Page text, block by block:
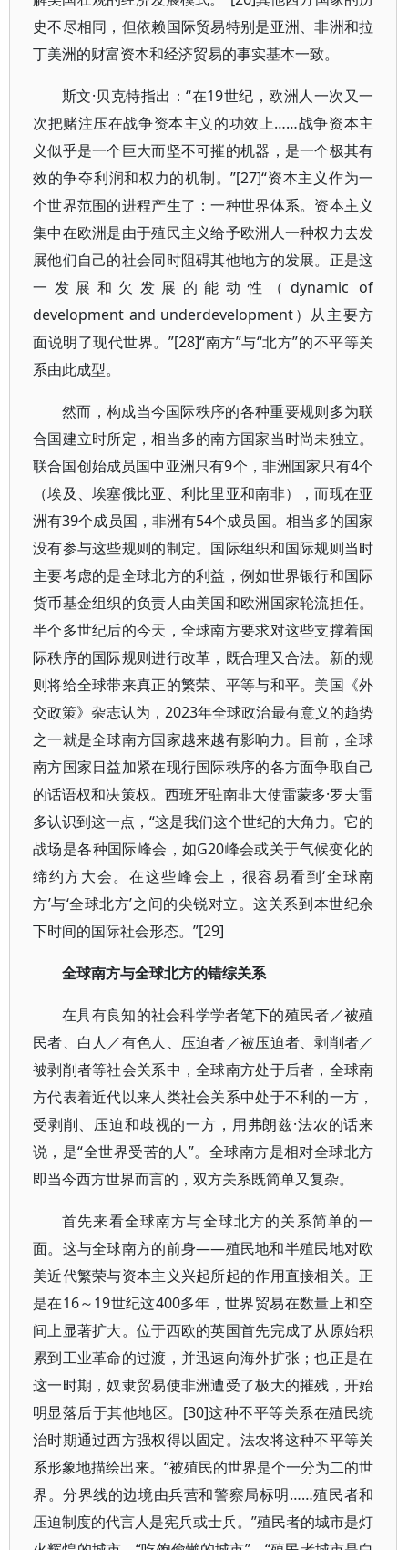
史不尽相同，但依赖国际贸易特别是亚洲、非洲和拉
丁美洲的财富资本和经济贸易的事实基本一致。
斯文·贝克特指出：“在19世纪，欧洲人一次又一
次把赌注压在战争资本主义的功效上……战争资本主
义似乎是一个巨大而坚不可摧的机器，是一个极其有
效的争夺利润和权力的机制。”[27]“资本主义作为一
个世界范围的进程产生了：一种世界体系。资本主义
集中在欧洲是由于殖民主义给予欧洲人一种权力去发
展他们自己的社会同时阻碍其他地方的发展。正是这
一发展和欠发展的能动性（dynamic of
development and underdevelopment）从主要方
面说明了现代世界。”[28]“南方”与“北方”的不平等关
系由此成型。
然而，构成当今国际秩序的各种重要规则多为联
合国建立时所定，相当多的南方国家当时尚未独立。
联合国创始成员国中亚洲只有9个，非洲国家只有4个
（埃及、埃塞俄比亚、利比里亚和南非），而现在亚
洲有39个成员国，非洲有54个成员国。相当多的国家
没有参与这些规则的制定。国际组织和国际规则当时
主要考虑的是全球北方的利益，例如世界银行和国际
货币基金组织的负责人由美国和欧洲国家轮流担任。
半个多世纪后的今天，全球南方要求对这些支撑着国
际秩序的国际规则进行改革，既合理又合法。新的规
则将给全球带来真正的繁荣、平等与和平。美国《外
交政策》杂志认为，2023年全球政治最有意义的趋势
之一就是全球南方国家越来越有影响力。目前，全球
南方国家日益加紧在现行国际秩序的各方面争取自己
的话语权和决策权。西班牙驻南非大使雷蒙多·罗夫雷
多认识到这一点，“这是我们这个世纪的大角力。它的
战场是各种国际峰会，如G20峰会或关于气候变化的
缔约方大会。在这些峰会上，很容易看到‘全球南
方’与‘全球北方’之间的尖锐对立。这关系到本世纪余
下时间的国际社会形态。”[29]
全球南方与全球北方的错综关系
在具有良知的社会科学学者笔下的殖民者／被殖
民者、白人／有色人、压迫者／被压迫者、剥削者／
被剥削者等社会关系中，全球南方处于后者，全球南
方代表着近代以来人类社会关系中处于不利的一方，
受剥削、压迫和歧视的一方，用弗朗兹·法农的话来
说，是“全世界受苦的人”。全球南方是相对全球北方
即当今西方世界而言的，双方关系既简单又复杂。
首先来看全球南方与全球北方的关系简单的一
面。这与全球南方的前身——殖民地和半殖民地对欧
美近代繁荣与资本主义兴起所起的作用直接相关。正
是在16～19世纪这400多年，世界贸易在数量上和空
间上显著扩大。位于西欧的英国首先完成了从原始积
累到工业革命的过渡，并迅速向海外扩张；也正是在
这一时期，奴隶贸易使非洲遭受了极大的摧残，开始
明显落后于其他地区。[30]这种不平等关系在殖民统
治时期通过西方强权得以固定。法农将这种不平等关
系形象地描绘出来。“被殖民的世界是个一分为二的世
界。分界线的边境由兵营和警察局标明……殖民者和
压迫制度的代言人是宪兵或士兵。”殖民者的城市是灯